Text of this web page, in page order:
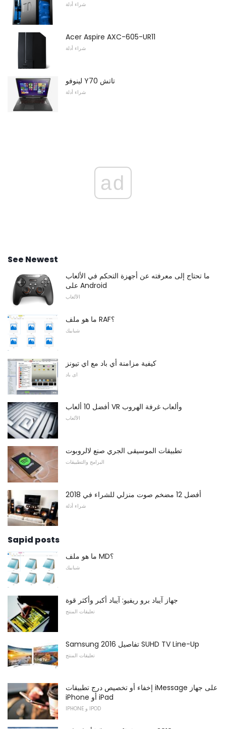
شراء أدلة
Acer Aspire AXC-605-UR11
شراء أدلة
لينوفو Y70 تاتش
شراء أدلة
ad
See Newest
ما تحتاج إلى معرفته عن أجهزة التحكم في الألعاب
على Android
الألعاب
ما هو ملف RAF؟
شبابيك
كيفية مزامنة أي باد مع اي تيونز
اى باد
أفضل 10 ألعاب VR وألعاب غرفة الهروب
الألعاب
تطبيقات الموسيقى الجري صنع لالروبوت
البرامج والتطبيقات
أفضل 12 مضخم صوت منزلي للشراء في 2018
شراء أدلة
Sapid posts
ما هو ملف MD؟
شبابيك
جهاز آيباد برو ريفيو: آيباد أكبر وأكثر قوة
تعليقات المنتج
Samsung تفاصيل 2016 SUHD TV Line-Up
تعليقات المنتج
إخفاء أو تخصيص درج تطبيقات iMessage على جهاز
iPhone أو iPad
IPHONE و IPOD